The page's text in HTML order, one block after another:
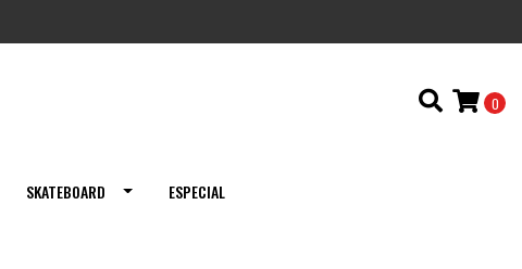
0
SKATEBOARD ESPECIAL